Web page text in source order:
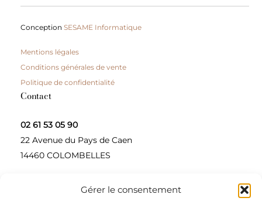
Gérer le consentement
ConceptionSESAME Informatique
Mentions légales
Conditions générales de vente
Politique de confidentialité
Contact
02 61 53 05 90
22 Avenue du Pays de Caen
14460 COLOMBELLES
Contactez-nous